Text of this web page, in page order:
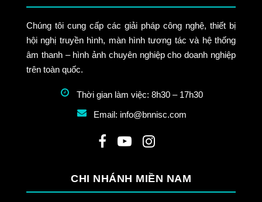
Chúng tôi cung cấp các giải pháp công nghệ, thiết bị
hội nghị truyền hình, màn hình tương tác và hệ thống
âm thanh – hình ảnh chuyên nghiệp cho doanh nghiệp
trên toàn quốc.
Thời gian làm việc: 8h30 – 17h30
Email: info@bnnisc.com
CHI NHÁNH MIỀN NAM